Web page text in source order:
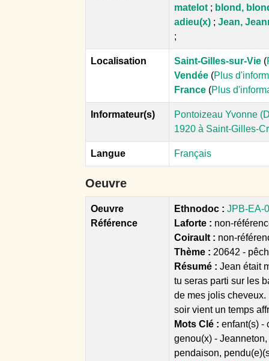
matelot ; blond,
adieu(x) ; Jean,
;
Localisation Saint-Gilles-sur-Vie (
Vendée (Plus
France (Plus
Informateur(s)
Pontoizeau Yvonne
1920 à Saint-Gilles-
Langue Français
Oeuvre
Oeuvre
Référence
Ethnodoc : JPB-EA-
Laforte : non-
Coirault : non-
Thème : 20642 -
Résumé : Jean était
tu seras parti sur les
de mes jolis
soir vient un temps
Mots Clé : enfant(s) -
genou(x) -
pendaison,